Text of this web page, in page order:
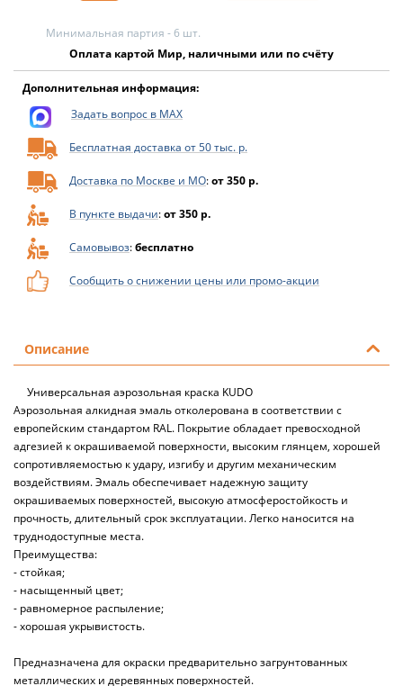
Минимальная партия - 6 шт.
Оплата картой Мир, наличными или по счёту
Дополнительная информация:
Задать вопрос в MAX
Бесплатная доставка от 50 тыс. р.
Доставка по Москве и МО:от 350 р.
В пункте выдачи:от 350 р.
Самовывоз:бесплатно
Сообщить о снижении цены или промо-акции
Описание
Универсальная аэрозольная краска KUDO
Аэрозольная алкидная эмаль отколерована в соответствии с
европейским стандартом RAL. Покрытие обладает превосходной
адгезией к окрашиваемой поверхности, высоким глянцем, хорошей
сопротивляемостью к удару, изгибу и другим механическим
воздействиям. Эмаль обеспечивает надежную защиту
окрашиваемых поверхностей, высокую атмосферостойкость и
прочность, длительный срок эксплуатации. Легко наносится на
труднодоступные места.
Преимущества:
- стойкая;
- насыщенный цвет;
- равномерное распыление;
- хорошая укрывистость.
Предназначена для окраски предварительно загрунтованных
металлических и деревянных поверхностей.